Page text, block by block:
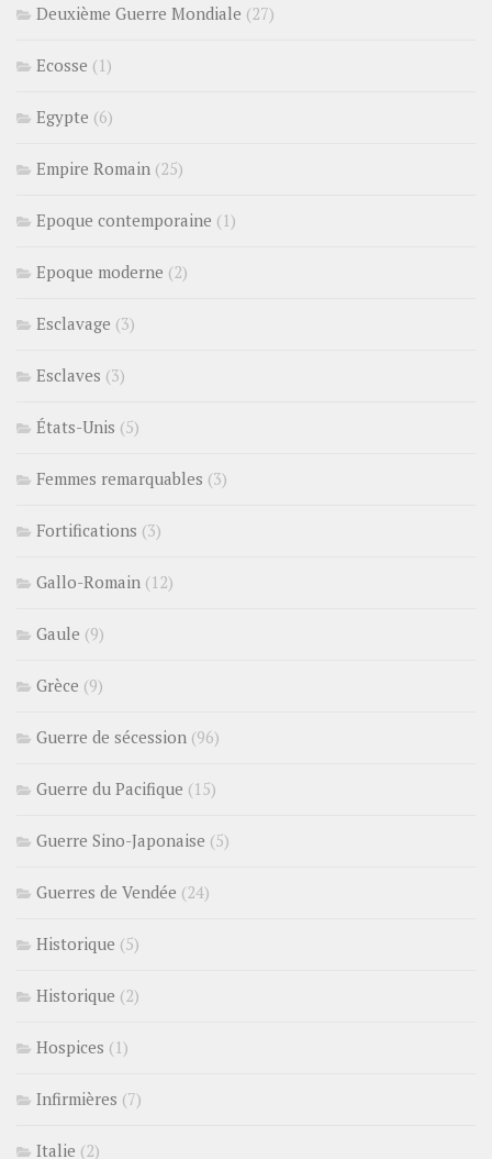
Deuxième Guerre Mondiale (27)
Ecosse (1)
Egypte (6)
Empire Romain (25)
Epoque contemporaine (1)
Epoque moderne (2)
Esclavage (3)
Esclaves (3)
États-Unis (5)
Femmes remarquables (3)
Fortifications (3)
Gallo-Romain (12)
Gaule (9)
Grèce (9)
Guerre de sécession (96)
Guerre du Pacifique (15)
Guerre Sino-Japonaise (5)
Guerres de Vendée (24)
Historique (5)
Historique (2)
Hospices (1)
Infirmières (7)
Italie (2)